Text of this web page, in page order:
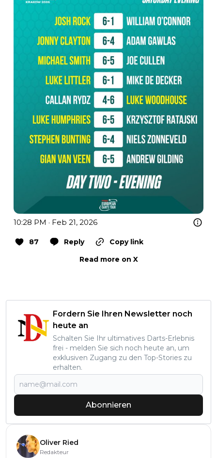
10:28 PM · Feb 21, 2026
87 Reply
Copy link
Read more on X
Fordern Sie Ihren Newsletter noch
heute an
Schalten Sie Ihr ultimatives Darts-Erlebnis
frei - melden Sie sich noch heute an, um
exklusiven Zugang zu den Top-Stories zu
erhalten.
Abonnieren
Oliver Ried
Redakteur